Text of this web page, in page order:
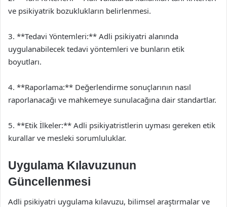
ve psikiyatrik bozuklukların belirlenmesi.
3. **Tedavi Yöntemleri:** Adli psikiyatri alanında
uygulanabilecek tedavi yöntemleri ve bunların etik
boyutları.
4. **Raporlama:** Değerlendirme sonuçlarının nasıl
raporlanacağı ve mahkemeye sunulacağına dair standartlar.
5. **Etik İlkeler:** Adli psikiyatristlerin uyması gereken etik
kurallar ve mesleki sorumluluklar.
Uygulama Kılavuzunun
Güncellenmesi
Adli psikiyatri uygulama kılavuzu, bilimsel araştırmalar ve